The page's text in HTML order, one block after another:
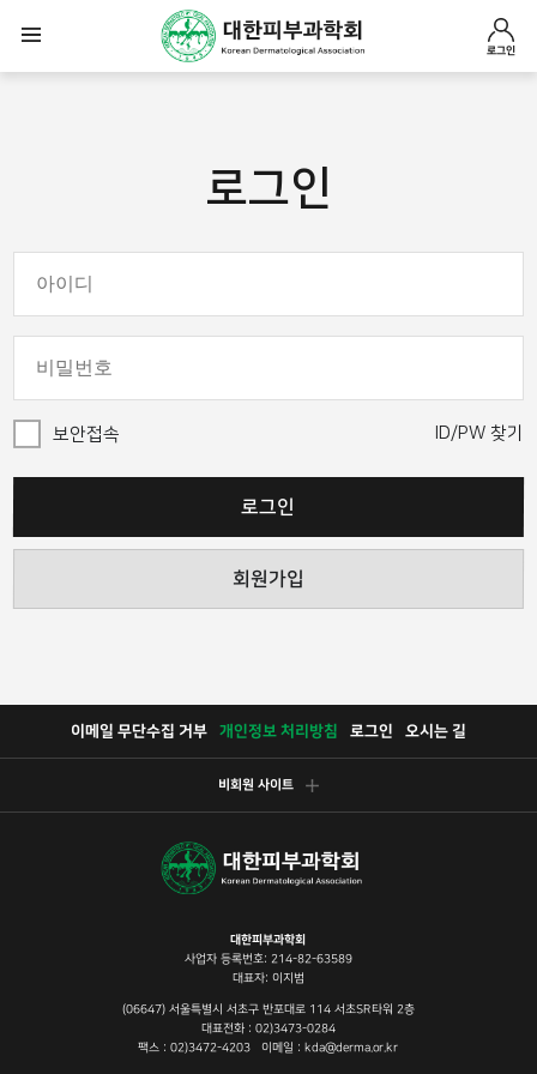
로그인
로그인
보안접속 ID/PW 찾기
로그인
회원가입
이메일 무단수집 거부 개인정보 처리방침 로그인 오시는 길
비회원 사이트
대한피부과학회
사업자 등록번호: 214-82-63589
대표자: 이지범
(06647) 서울특별시 서초구 반포대로 114 서초SR타워 2층
대표전화 : 02)3473-0284
팩스 : 02)3472-4203 이메일 : kda@derma.or.kr